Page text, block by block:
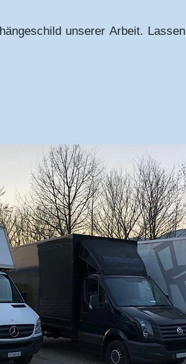
unserer Arbeit.